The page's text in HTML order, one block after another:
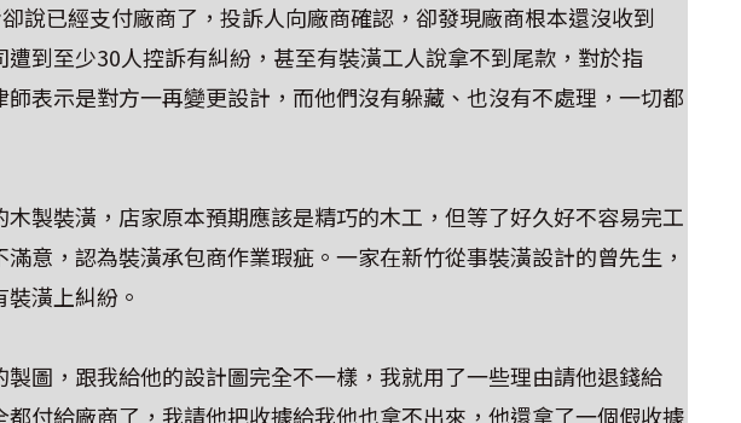
說已經支付廠商了，投訴人向廠商確認，卻發現廠商根本還沒收到
遭到至少30人控訴有糾紛，甚至有裝潢工人說拿不到尾款，對於指
表示是對方一再變更設計，而他們沒有躲藏、也沒有不處理，一切都
木製裝潢，店家原本預期應該是精巧的木工，但等了好久好不容易完工
意，認為裝潢承包商作業瑕疵。一家在新竹從事裝潢設計的曾先生，
潢上糾紛。
圖，跟我給他的設計圖完全不一樣，我就用了一些理由請他退錢給
付給廠商了，我請他把收據給我他也拿不出來，他還拿了一個假收據